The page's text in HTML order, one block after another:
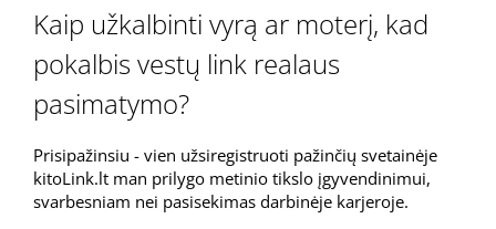
REGISTRUOTIS
Kaip užkalbinti vyrą ar moterį, kad
pokalbis vestų link realaus
pasimatymo?
Prisipažinsiu - vien užsiregistruoti pažinčių svetainėje
kitoLink.lt man prilygo metinio tikslo įgyvendinimui,
svarbesniam nei pasisekimas darbinėje karjeroje.